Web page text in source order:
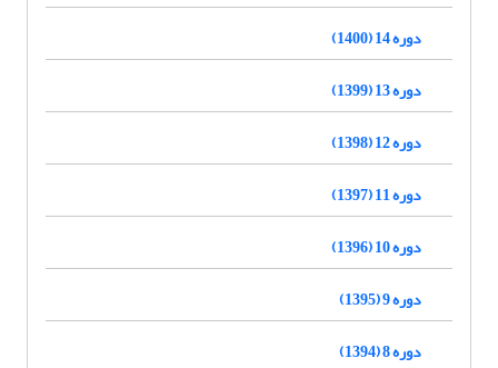
دوره 14 (1400)
دوره 13 (1399)
دوره 12 (1398)
دوره 11 (1397)
دوره 10 (1396)
دوره 9 (1395)
دوره 8 (1394)